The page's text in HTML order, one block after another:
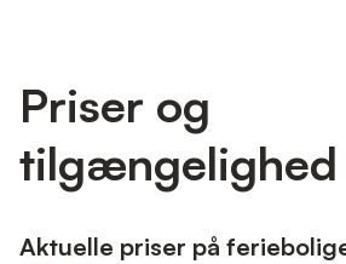
Priser og
tilgængelighed
Aktuelle priser på